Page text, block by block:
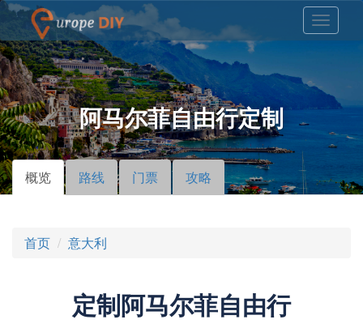
阿马尔菲自由行定制
主标签
概览 （活
动标
路线 门票 攻略
首页 意大利
定制阿马尔菲自由行